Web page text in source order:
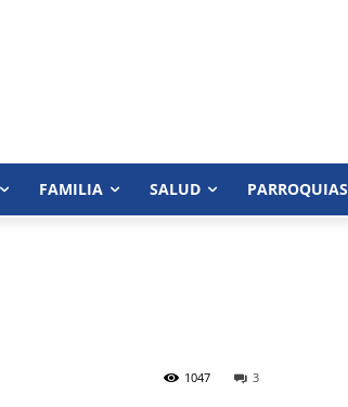
FAMILIA SALUD PARROQUIAS
3
1047